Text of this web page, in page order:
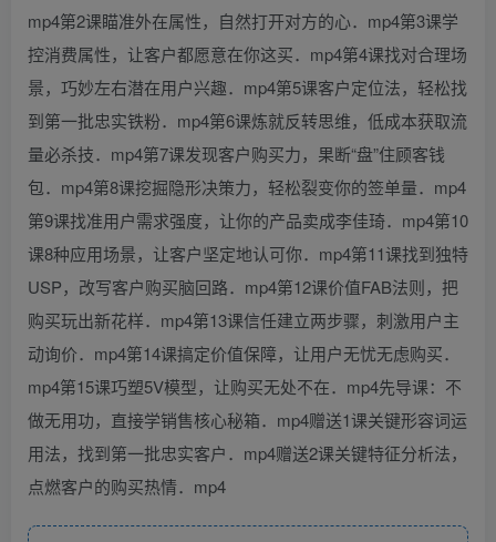
mp4第2课瞄准外在属性，自然打开对方的心．mp4第3课学
控消费属性，让客户都愿意在你这买．mp4第4课找对合理场
景，巧妙左右潜在用户兴趣．mp4第5课客户定位法，轻松找
到第一批忠实铁粉．mp4第6课炼就反转思维，低成本获取流
量必杀技．mp4第7课发现客户购买力，果断“盘”住顾客钱
包．mp4第8课挖掘隐形决策力，轻松裂变你的签单量．mp4
第9课找准用户需求强度，让你的产品卖成李佳琦．mp4第10
课8种应用场景，让客户坚定地认可你．mp4第11课找到独特
USP，改写客户购买脑回路．mp4第12课价值FAB法则，把
购买玩出新花样．mp4第13课信任建立两步骤，刺激用户主
动询价．mp4第14课搞定价值保障，让用户无忧无虑购买．
mp4第15课巧塑5V模型，让购买无处不在．mp4先导课：不
做无用功，直接学销售核心秘箱．mp4赠送1课关键形容词运
用法，找到第一批忠实客户．mp4赠送2课关键特征分析法，
点燃客户的购买热情．mp4